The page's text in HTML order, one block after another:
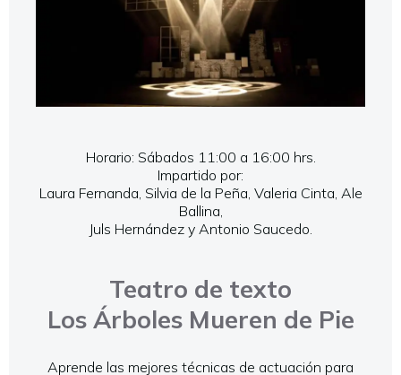
Horario: Sábados 11:00 a 16:00 hrs.
Impartido por:
Laura Fernanda, Silvia de la Peña, Valeria Cinta, Ale
Ballina,
Juls Hernández y Antonio Saucedo.
Teatro de texto
Los Árboles Mueren de Pie
Aprende las mejores técnicas de actuación para